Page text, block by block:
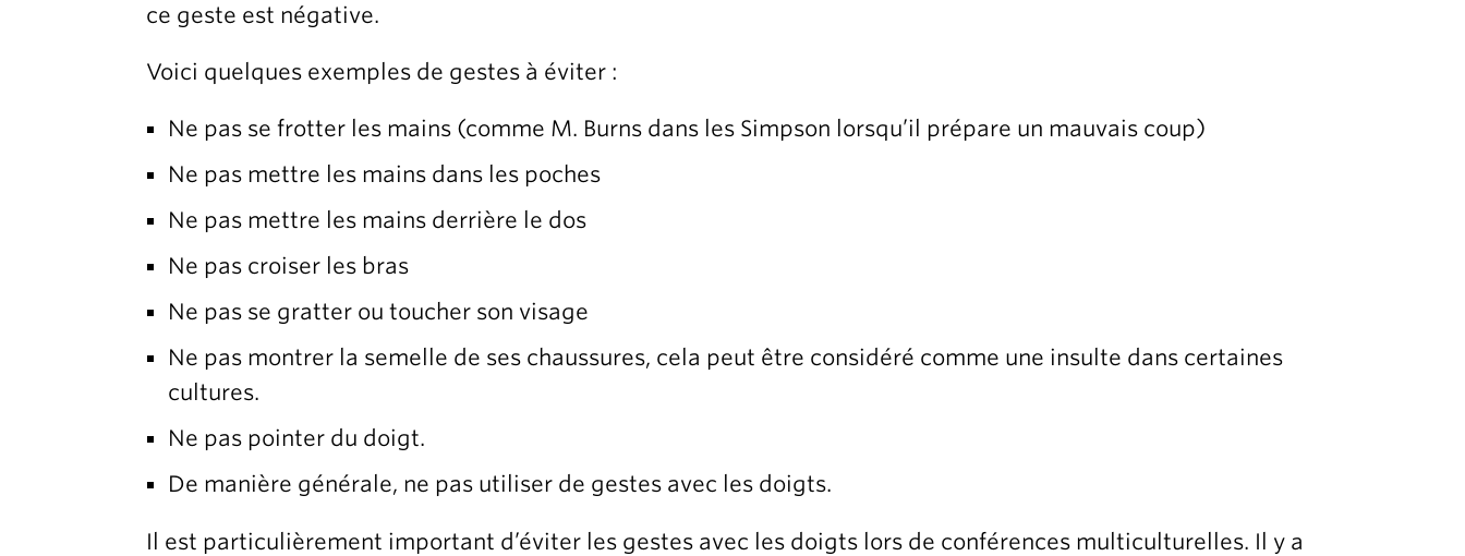
ce geste est négative.
Voici quelques exemples de gestes à éviter :
Ne pas se frotter les mains (comme M. Burns dans les Simpson lorsqu’il prépare un mauvais coup)
Ne pas mettre les mains dans les poches
Ne pas mettre les mains derrière le dos
Ne pas croiser les bras
Ne pas se gratter ou toucher son visage
Ne pas montrer la semelle de ses chaussures, cela peut être considéré comme une insulte dans certaines
cultures.
Ne pas pointer du doigt.
De manière générale, ne pas utiliser de gestes avec les doigts.
Il est particulièrement important d’éviter les gestes avec les doigts lors de conférences multiculturelles. Il y a